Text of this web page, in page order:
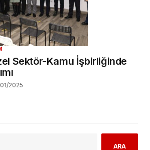
Sektör-Kamu İşbirliğinde
2025
ARA